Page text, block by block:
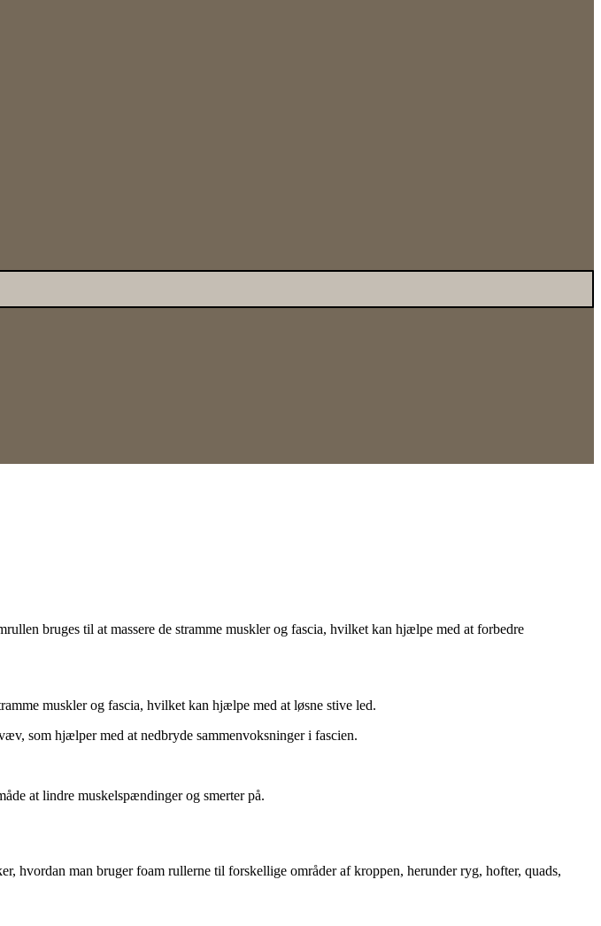
bruges til at massere de stramme muskler og fascia, hvilket kan hjælpe med at forbedre
muskler og fascia, hvilket kan hjælpe med at løsne stive led.
som hjælper med at nedbryde sammenvoksninger i fascien.
at lindre muskelspændinger og smerter på.
man bruger foam rullerne til forskellige områder af kroppen, herunder ryg, hofter, quads,